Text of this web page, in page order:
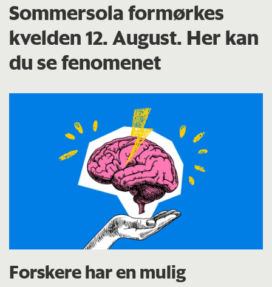
Sommersola formørkes
kvelden 12. August. Her kan
du se fenomenet
Forskere har en mulig